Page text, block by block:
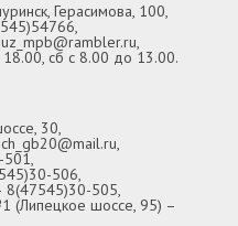
Герасимова, 100,
сб с 8.00 до 13.00.
30,
501,
506,
8(47545)30-505,
(Липецкое шоссе, 95) –